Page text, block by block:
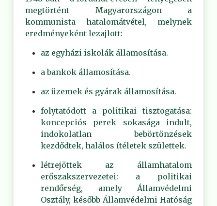
megtörtént Magyarországon a
kommunista hatalomátvétel, melynek
eredményeként lezajlott:
az egyházi iskolák államosítása.
a bankok államosítása.
az üzemek és gyárak államosítása.
folytatódott a politikai tisztogatása:
koncepciós perek sokasága indult,
indokolatlan bebörtönzések
kezdődtek, halálos ítéletek születtek.
létrejöttek az államhatalom
erőszakszervezetei: a politikai
rendőrség, amely Államvédelmi
Osztály, később Államvédelmi Hatóság